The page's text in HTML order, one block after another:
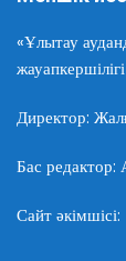
«Ұлытау
Директор:
Бас
Сайт